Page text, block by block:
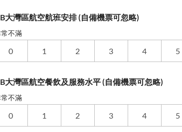
大灣區航空航班安排 (自備機票可忽略)
不滿
0 1 2 3 4 5
大灣區航空餐飲及服務水平 (自備機票可忽略)
不滿
0 1 2 3 4 5